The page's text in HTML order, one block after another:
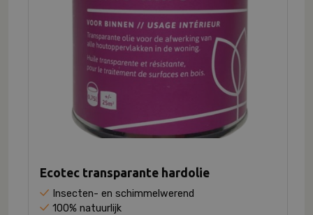
Ecotec transparante hardolie
Insecten- en schimmelwerend
100% natuurlijk